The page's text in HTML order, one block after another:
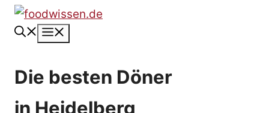
Zum
Inhalt
Die besten Döner
in Heidelberg